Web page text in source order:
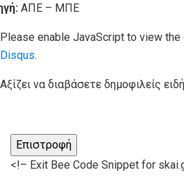
ΑΠΕ – ΜΠΕ
Please enable JavaScript to view the
Disqus.
Αξίζει να διαβάσετε δημοφιλείς
Επιστροφή
<!– Exit Bee Code Snippet for